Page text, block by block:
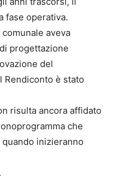
fase operativa.
aveva
progettazione
del
Rendiconto è stato
risulta ancora affidato
che
inizieranno